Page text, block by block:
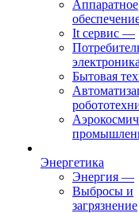
Аппаратное
It сервис —
электроника
Бытовая
Энергетика
Энергия —
Выбросы и
загрязнение